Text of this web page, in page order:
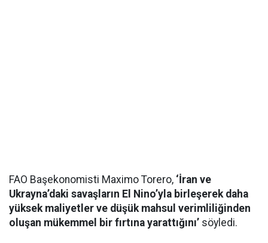
FAO Başekonomisti Maximo Torero, ‘İran ve
Ukrayna’daki savaşların El Nino’yla birleşerek daha
yüksek maliyetler ve düşük mahsul verimliliğinden
oluşan mükemmel bir fırtına yarattığını’ söyledi.